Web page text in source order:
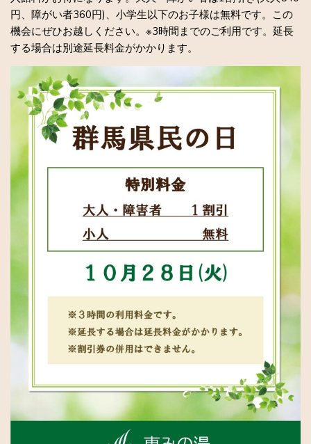
円、障がい者360円)、小学生以下のお子様は無料です。この
機会にぜひお越しください。※3時間までのご利用です。延長
する場合は別途延長料金がかかります。